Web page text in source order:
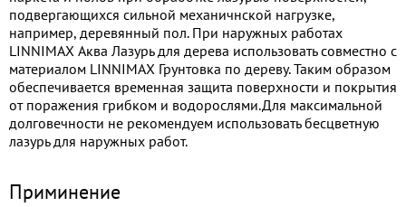
подвергающихся сильной механичнской нагрузке,
например, деревянный пол. При наружных работах
LINNIMAX Аква Лазурь для дерева использовать совместно с
материалом LINNIMAX Грунтовка по дереву. Таким образом
обеспечивается временная защита поверхности и покрытия
от поражения грибком и водорослями.Для максимальной
долговечности не рекомендуем использовать бесцветную
лазурь для наружных работ.
Приминение